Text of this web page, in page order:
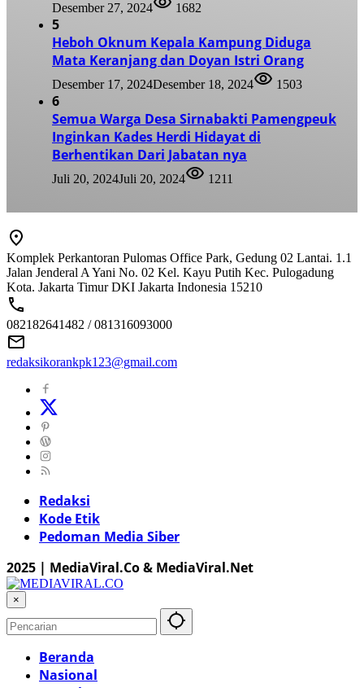
Desember 27, 2024 1682
5
Heboh Oknum Kepala Kampung Diduga
Mata Keranjang dan Doyan Istri Orang
Desember 17, 2024Desember 18, 2024 1503
6
Semua Warga Desa Sirnabakti Pamengpeuk
Inginkan Kades Herdi Hidayat di
Berhentikan Dari Jabatan nya
Juli 20, 2024Juli 20, 2024 1211
Komplek Perkantoran Pulomas Office Park, Gedung 02 Lantai. 1.1
Jalan Jenderal A Yani No. 02 Kel. Kayu Putih Kec. Pulogadung
Kota. Jakarta Timur DKI Jakarta Indonesia 15210
082182641482 / 081316093000
redaksikorankpk123@gmail.com
Redaksi
Kode Etik
Pedoman Media Siber
2025 | MediaViral.Co & MediaViral.Net
×
Beranda
Nasional